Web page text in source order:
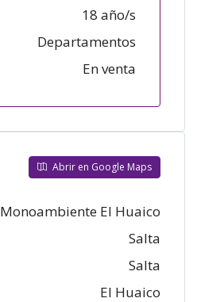
18 año/s
Departamentos
En venta
Abrir en Google Maps
Monoambiente El Huaico
Salta
Salta
El Huaico